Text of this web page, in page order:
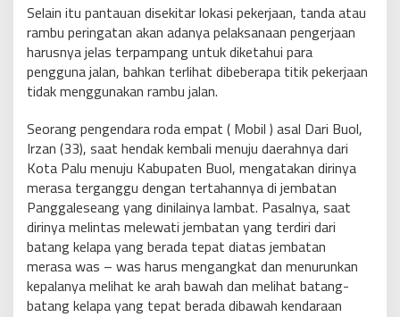
Selain itu pantauan disekitar lokasi pekerjaan, tanda atau
rambu peringatan akan adanya pelaksanaan pengerjaan
harusnya jelas terpampang untuk diketahui para
pengguna jalan, bahkan terlihat dibeberapa titik pekerjaan
tidak menggunakan rambu jalan.
Seorang pengendara roda empat ( Mobil ) asal Dari Buol,
Irzan (33), saat hendak kembali menuju daerahnya dari
Kota Palu menuju Kabupaten Buol, mengatakan dirinya
merasa terganggu dengan tertahannya di jembatan
Panggaleseang yang dinilainya lambat. Pasalnya, saat
dirinya melintas melewati jembatan yang terdiri dari
batang kelapa yang berada tepat diatas jembatan
merasa was – was harus mengangkat dan menurunkan
kepalanya melihat ke arah bawah dan melihat batang-
batang kelapa yang tepat berada dibawah kendaraan